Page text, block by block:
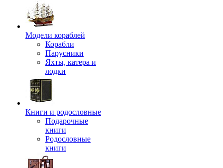
Модели кораблей
Корабли
Парусники
Яхты, катера и
лодки
Книги и родословные
Подарочные
книги
Родословные
книги